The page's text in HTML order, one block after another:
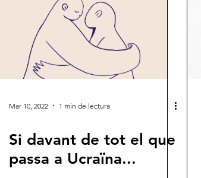
Mar 10, 2022 1 min de lectura
Si davant de tot el que
passa a Ucraïna...